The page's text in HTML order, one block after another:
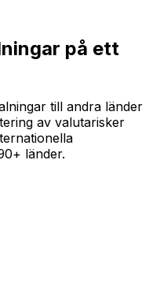
på ett
till andra länder
av valutarisker
länder.